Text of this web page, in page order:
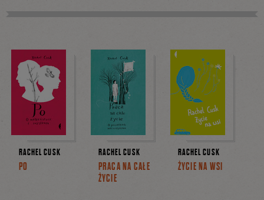
RACHEL CUSK
PO
RACHEL CUSK
PRACA NA CAŁE
ŻYCIE
RACHEL CUSK
ŻYCIE NA WSI